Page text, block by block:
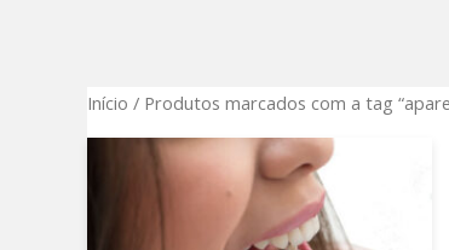
Início / Produtos marcados com a tag